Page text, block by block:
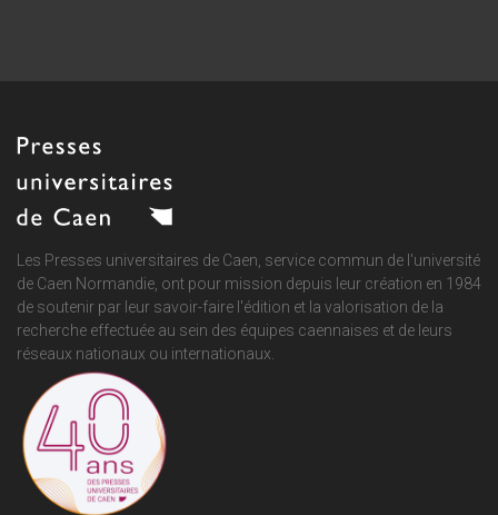
Les Presses universitaires de Caen, service commun de l'université
de Caen Normandie , ont pour mission depuis leur création en 1984
de soutenir par leur savoir-faire l'édition et la valorisation de la
recherche effectuée au sein des équipes caennaises et de leurs
réseaux nationaux ou internationaux.